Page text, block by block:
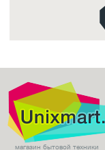
магазин бытовой техники